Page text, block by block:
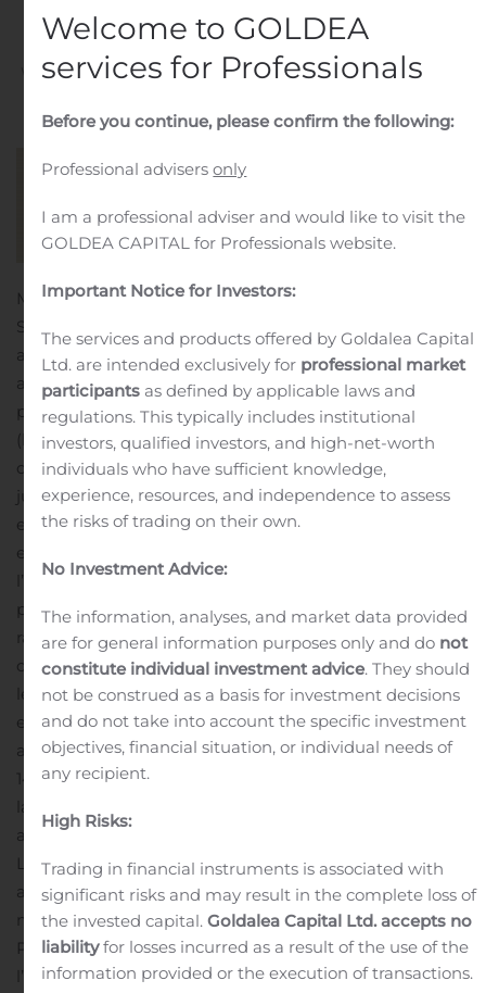
activités
Written by Customer Service on August 11, 2020. Posted in
MONTRÉAL, 11 août 2020 (GLOBE NEWSWIRE) —
Senvest Capital Inc. (la « Société ») (TSX : SEC) a annoncé
aujourd’hui que la Bourse de Toronto (la « TSX ») a
accepté son avis d’intention de présenter une offre
publique de rachat dans le cours normal des activités
(l’« Offre »). Aux termes de l’Offre, la Société propose
d’acheter, de temps à autre et si elle le juge à propos,
jusqu’à 70 000 de ses actions ordinaires au total, soit
environ 2,67% de ses 2 623 224 actions ordinaires émises
et en circulation en date du 1
l’entremise de la TSX ou de plateformes de négociation
parallèles admissibles, le cas échéant. Toutefois, en
raison du volume historiquement bas des négociations
de ses actions ordinaires à la TSX, la Société informe que
le niveau des achats réels aux termes de l’Offre pourrait,
en fait, être considérablement inférieur à 70 000
actions. Les achats peuvent être effectués entre le
14 août 2020 et la date la plus rapprochée entre celle à
laquelle le nombre maximal d’actions ordinaires a été
acheté aux termes de l’Offre et le 13 août 2021.
Le volume moyen des opérations quotidiennes sur les
actions ordinaires de la Société au cours des six derniers
mois civils complets s’établissait à 153 actions ordinaires.
Par conséquent, à l’égard des achats effectués par
l’entremise de la TSX, la Société peut, à chaque jour de
Welcome to GOLDEA
services for Professionals
Before you continue, please confirm the following:
Professional advisersonly
I am a professional adviser and would like to visit the
GOLDEA CAPITAL for Professionals website.
Important Notice for Investors:
The services and products offered by Goldalea Capital
Ltd. are intended exclusively for professional market
participants as defined by applicable laws and
regulations. This typically includes institutional
investors, qualified investors, and high-net-worth
individuals who have sufficient knowledge,
experience, resources, and independence to assess
the risks of trading on their own.
No Investment Advice:
The information, analyses, and market data provided
are for general information purposes only and do not
constitute individual investment advice. They should
not be construed as a basis for investment decisions
and do not take into account the specific investment
objectives, financial situation, or individual needs of
any recipient.
High Risks:
Trading in financial instruments is associated with
significant risks and may result in the complete loss of
the invested capital.Goldalea Capital Ltd. accepts no
liabilityfor losses incurred as a result of the use of the
information provided or the execution of transactions.